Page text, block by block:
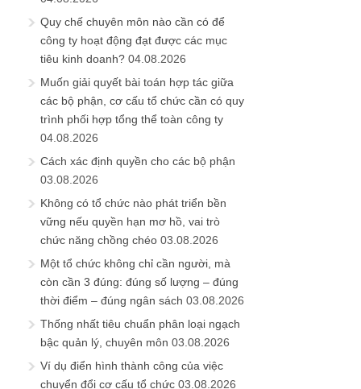
Quy chế chuyên môn nào cần có để
công ty hoạt động đạt được các mục
tiêu kinh doanh? 04.08.2026
Muốn giải quyết bài toán hợp tác giữa
các bộ phận, cơ cấu tổ chức cần có quy
trình phối hợp tổng thể toàn công ty
04.08.2026
Cách xác định quyền cho các bộ phận
03.08.2026
Không có tổ chức nào phát triển bền
vững nếu quyền hạn mơ hồ, vai trò
chức năng chồng chéo 03.08.2026
Một tổ chức không chỉ cần người, mà
còn cần 3 đúng: đúng số lượng – đúng
thời điểm – đúng ngân sách 03.08.2026
Thống nhất tiêu chuẩn phân loại ngạch
bậc quản lý, chuyên môn 03.08.2026
Ví dụ điển hình thành công của việc
chuyển đổi cơ cấu tổ chức 03.08.2026